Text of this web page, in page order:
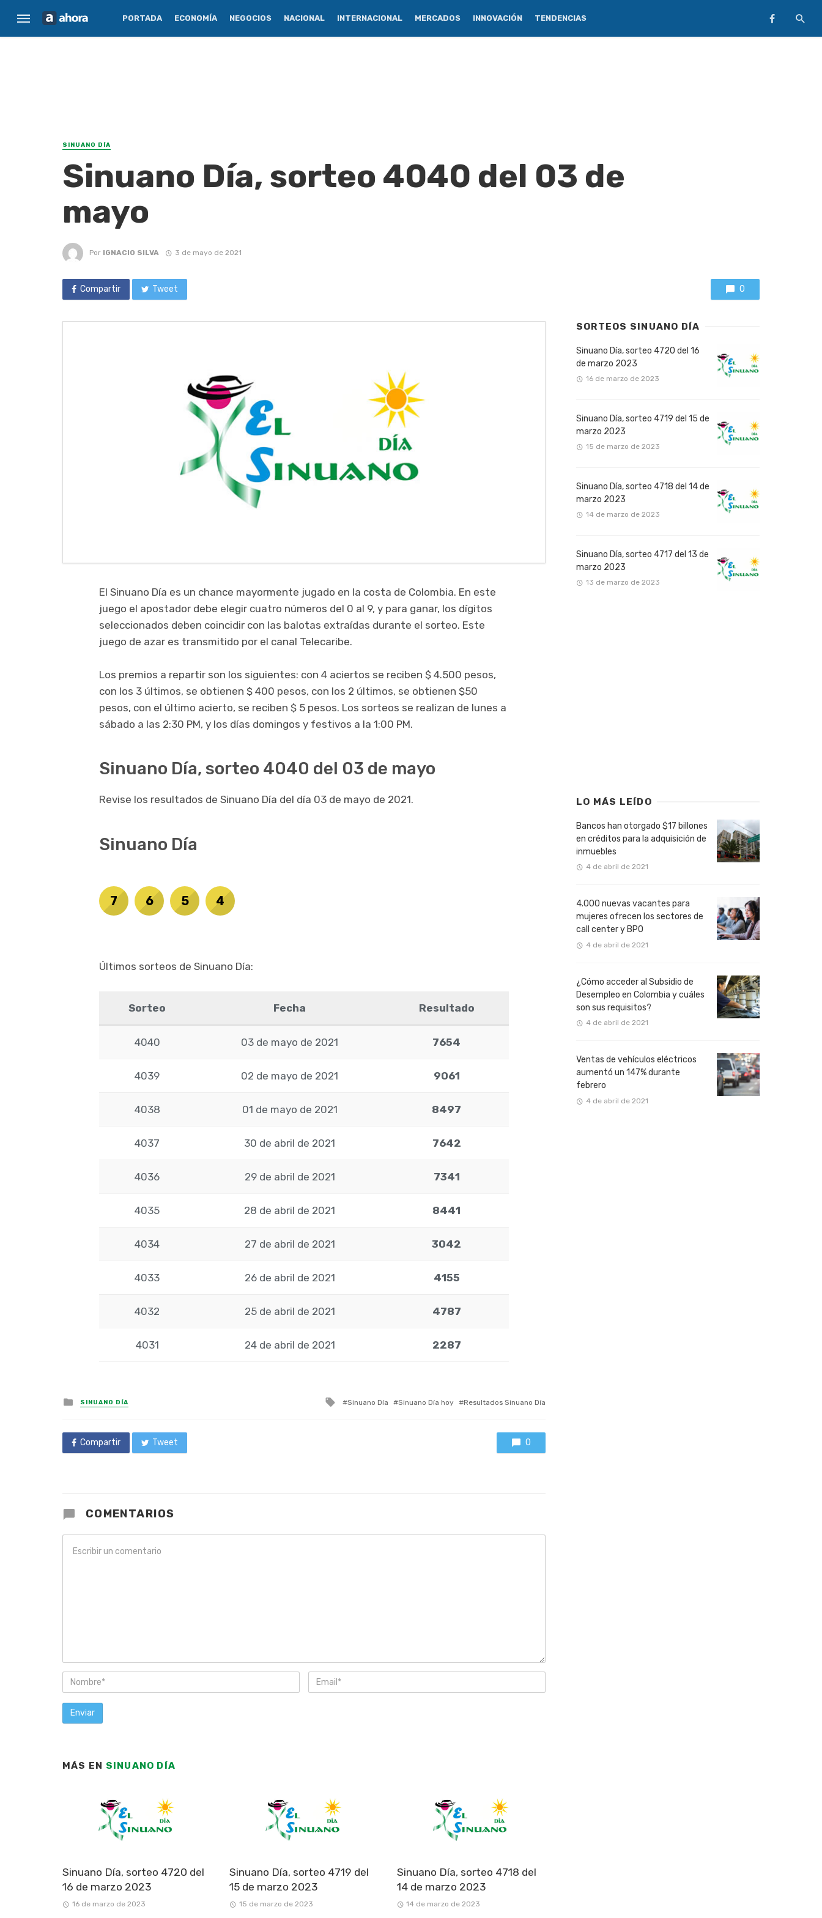
PORTADA ECONOMÍA NEGOCIOS NACIONAL INTERNACIONAL MERCADOS INNOVACIÓN TENDENCIAS
SINUANO DÍA
Sinuano Día, sorteo 4040 del 03 de
mayo
Por IGNACIO SILVA 3 de mayo de 2021
Compartir Tweet 0
El Sinuano Día es un chance mayormente jugado en la costa de Colombia. En este
juego el apostador debe elegir cuatro números del 0 al 9, y para ganar, los dígitos
seleccionados deben coincidir con las balotas extraídas durante el sorteo. Este
juego de azar es transmitido por el canal Telecaribe.
Los premios a repartir son los siguientes: con 4 aciertos se reciben $ 4.500 pesos,
con los 3 últimos, se obtienen $ 400 pesos, con los 2 últimos, se obtienen $50
pesos, con el último acierto, se reciben $ 5 pesos. Los sorteos se realizan de lunes a
sábado a las 2:30 PM, y los días domingos y festivos a la 1:00 PM.
Sinuano Día, sorteo 4040 del 03 de mayo
Revise los resultados de Sinuano Día del día 03 de mayo de 2021.
Sinuano Día
7 6 5 4
Últimos sorteos de Sinuano Día:
Sorteo Fecha Resultado
4040 03 de mayo de 2021 7654
4039 02 de mayo de 2021 9061
4038 01 de mayo de 2021 8497
4037 30 de abril de 2021 7642
4036 29 de abril de 2021 7341
4035 28 de abril de 2021 8441
4034 27 de abril de 2021 3042
4033 26 de abril de 2021 4155
4032 25 de abril de 2021 4787
4031 24 de abril de 2021 2287
Posted
in
SINUANO DÍA
Tagged
Sinuano Día Sinuano Día hoy Resultados Sinuano Día
Compartir Tweet 0
COMENTARIOS
MÁS EN SINUANO DÍA
Sinuano Día, sorteo 4720 del
16 de marzo 2023
16 de marzo de 2023
Sinuano Día, sorteo 4719 del
15 de marzo 2023
15 de marzo de 2023
Sinuano Día, sorteo 4718 del
14 de marzo 2023
14 de marzo de 2023
SORTEOS SINUANO DÍA
Sinuano Día, sorteo 4720 del 16
de marzo 2023
16 de marzo de 2023
Sinuano Día, sorteo 4719 del 15 de
marzo 2023
15 de marzo de 2023
Sinuano Día, sorteo 4718 del 14 de
marzo 2023
14 de marzo de 2023
Sinuano Día, sorteo 4717 del 13 de
marzo 2023
13 de marzo de 2023
LO MÁS LEÍDO
Bancos han otorgado $17 billones
en créditos para la adquisición de
inmuebles
4 de abril de 2021
4.000 nuevas vacantes para
mujeres ofrecen los sectores de
call center y BPO
4 de abril de 2021
¿Cómo acceder al Subsidio de
Desempleo en Colombia y cuáles
son sus requisitos?
4 de abril de 2021
Ventas de vehículos eléctricos
aumentó un 147% durante
febrero
4 de abril de 2021